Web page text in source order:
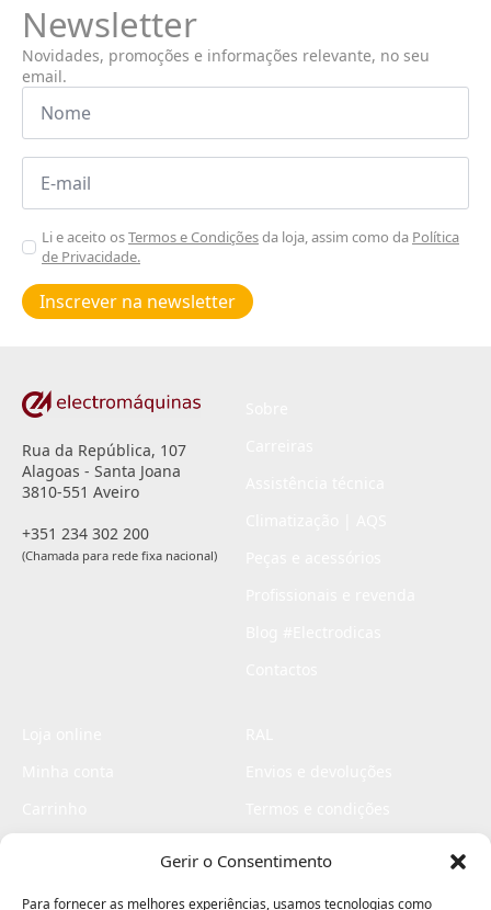
Gerir o Consentimento
Para fornecer as melhores experiências, usamos tecnologias como
Newsletter
Novidades, promoções e informações relevante, no seu
email.
Nome
Email
Aceitar
Poiticas
de
privacidade
Li e aceito osTermos e Condiçõesda loja, assim como da Política
de Privacidade.
Inscrever na newsletter
Rua da República, 107
Alagoas - Santa Joana
3810-551 Aveiro
+351 234 302 200
(Chamada para rede fixa nacional)